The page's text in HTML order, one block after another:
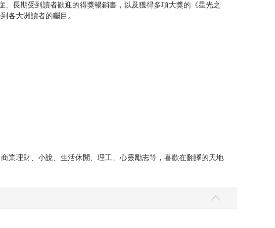
長期受到讀者歡迎的得獎暢銷書，以及獲得多項大獎的《星光之
各大洲讀者的矚目。
業理財、小說、生活休閒、理工、心靈勵志等，喜歡在翻譯的天地